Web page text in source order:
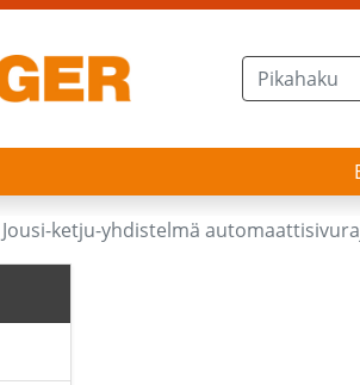
Jousi-ketju-yhdistelmä